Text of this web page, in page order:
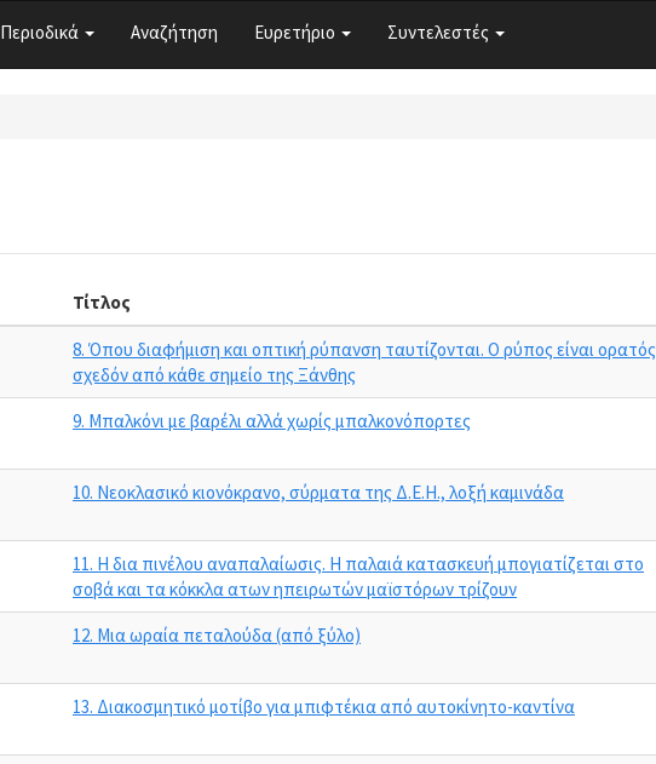
Περιοδικά Αναζήτηση Ευρετήριο Συντελεστές
Τίτλος
8. Όπου διαφήμιση και οπτική ρύπανση ταυτίζονται. Ο ρύπος είναι ορατός
σχεδόν από κάθε σημείο της Ξάνθης
9. Μπαλκόνι με βαρέλι αλλά χωρίς μπαλκονόπορτες
10. Νεοκλασικό κιονόκρανο, σύρματα της Δ.Ε.Η., λοξή καμινάδα
11. Η δια πινέλου αναπαλαίωσις. Η παλαιά κατασκευή μπογιατίζεται στο
σοβά και τα κόκκλα ατων ηπειρωτών μαϊστόρων τρίζουν
12. Μια ωραία πεταλούδα (από ξύλο)
13. Διακοσμητικό μοτίβο για μπιφτέκια από αυτοκίνητο-καντίνα